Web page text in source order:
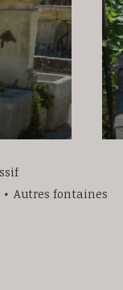
Autres fontaines